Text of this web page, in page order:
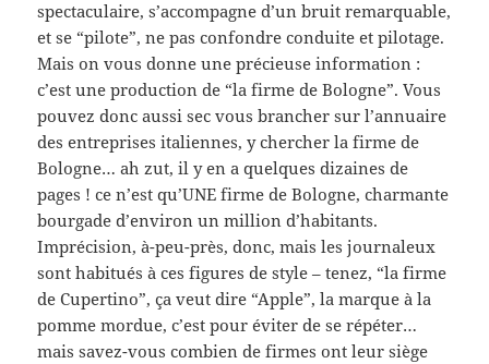
spectaculaire, s’accompagne d’un bruit remarquable,
et se “pilote”, ne pas confondre conduite et pilotage.
Mais on vous donne une précieuse information :
c’est une production de “la firme de Bologne”. Vous
pouvez donc aussi sec vous brancher sur l’annuaire
des entreprises italiennes, y chercher la firme de
Bologne… ah zut, il y en a quelques dizaines de
pages ! ce n’est qu’UNE firme de Bologne, charmante
bourgade d’environ un million d’habitants.
Imprécision, à-peu-près, donc, mais les journaleux
sont habitués à ces figures de style – tenez, “la firme
de Cupertino”, ça veut dire “Apple”, la marque à la
pomme mordue, c’est pour éviter de se répéter…
mais savez-vous combien de firmes ont leur siège